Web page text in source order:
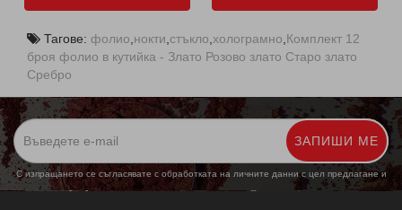
Тагове: фолио нокти стъкло холограмно Комплект 12
броя фолио в кутийка - Злато Розово злато Старо злато
Сребро
ЗАПИШИ МЕ
С изпращането се съгласявате с обработката на личните данни с цел предлагане и
обработка на маркетингови предложения. Повече информация